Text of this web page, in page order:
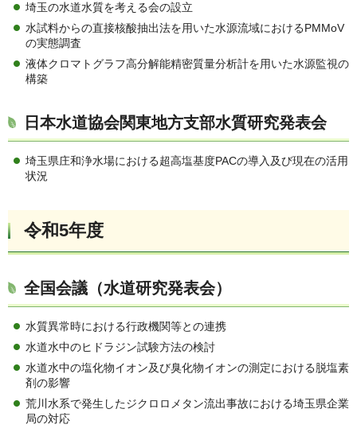
埼玉の水道水質を考える会の設立
水試料からの直接核酸抽出法を用いた水源流域におけるPMMoV
の実態調査
液体クロマトグラフ高分解能精密質量分析計を用いた水源監視の
構築
日本水道協会関東地方支部水質研究発表会
埼玉県庄和浄水場における超高塩基度PACの導入及び現在の活用
状況
令和5年度
全国会議（水道研究発表会）
水質異常時における行政機関等との連携
水道水中のヒドラジン試験方法の検討
水道水中の塩化物イオン及び臭化物イオンの測定における脱塩素
剤の影響
荒川水系で発生したジクロロメタン流出事故における埼玉県企業
局の対応